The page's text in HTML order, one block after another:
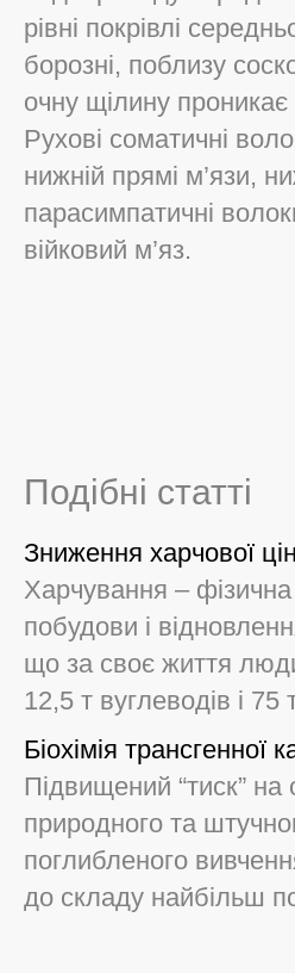
рівні покрівлі
борозні, поблизу
очну щілину проникає
Рухові соматичні
нижній прямі м’язи,
парасимпатичні
війковий м’яз.
Подібні статті
Зниження харчової
Харчування –
побудови і
що за своє життя
12,5 т вуглеводів і
Біохімія трансгенної
Підвищений “тиск” на
природного та
поглибленого
до складу найбільш